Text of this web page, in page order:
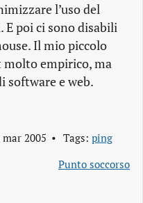
l’uso del
E poi ci sono disabili
Il mio piccolo
molto empirico, ma
software e web.
mar 2005 Tags: ping
Punto soccorso